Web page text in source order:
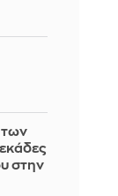
των
στην